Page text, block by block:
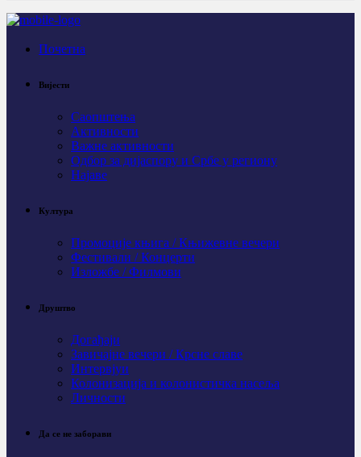
Почетна
Вијести
Саопштења
Активности
Важне активности
Одбор за дијаспору и Србе у региону
Најаве
Култура
Промоције књига / Књижевне вечери
Фестивали / Концерти
Изложбе / Филмови
Друштво
Догађаји
Завичајне вечери / Крсне славе
Интервјуи
Колонизација и колонистичка насеља
Личности
Да се не заборави